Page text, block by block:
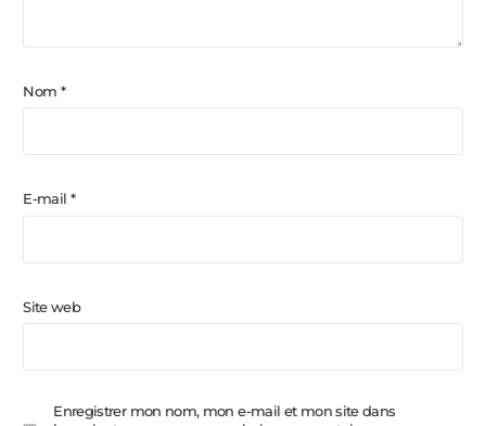
Nom *
E-mail *
Site web
Enregistrer mon nom, mon e-mail et mon site dans